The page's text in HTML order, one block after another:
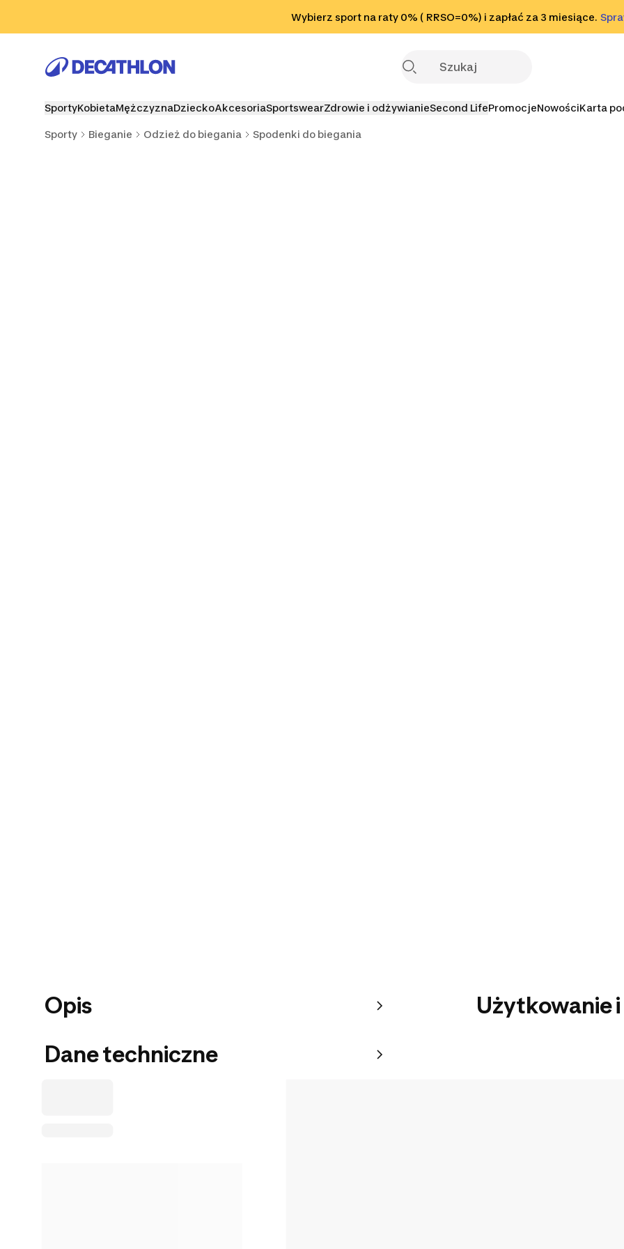
Przejdź do stopki
Wybierz sport na raty 0% ( RRSO=0%) i zapłać za 3 miesiące.
Sprawdź
SportyKobietaMężczyznaDzieckoAkcesoriaSportswearZdrowie i odżywianieSecond LifePromocjeNowościKarta
Sporty Bieganie Odzież do biegania Spodenki do biegania
Opis
Dane techniczne
Użytkowanie